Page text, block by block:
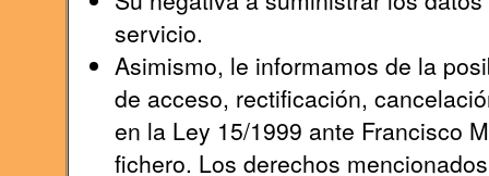
servicio.
Asimismo, le informamos de la
de acceso, rectificación,
en la Ley 15/1999 ante Francisco
fichero. Los derechos